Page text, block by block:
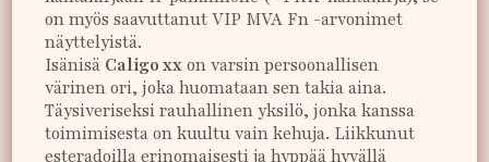
on myös saavuttanut VIP MVA Fn -arvonimet
näyttelyistä.
Isänisä Caligo xx on varsin persoonallisen
värinen ori, joka huomataan sen takia aina.
Täysiveriseksi rauhallinen yksilö, jonka kanssa
toimimisesta on kuultu vain kehuja. Liikkunut
esteradoilla erinomaisesti ja hyppää hyvällä